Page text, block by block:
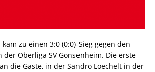
kam zu einen 3:0 (0:0)-Sieg gegen den
der Oberliga SV Gonsenheim. Die erste
die Gäste, in der Sandro Loechelt in der